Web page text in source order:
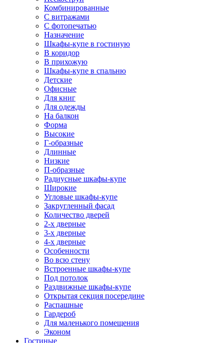
Комбинированные
С витражами
С фотопечатью
Назначение
Шкафы-купе в гостиную
В коридор
В прихожую
Шкафы-купе в спальню
Детские
Офисные
Для книг
Для одежды
На балкон
Форма
Высокие
Г-образные
Длинные
Низкие
П-образные
Радиусные шкафы-купе
Широкие
Угловые шкафы-купе
Закругленный фасад
Количество дверей
2-х дверные
3-х дверные
4-х дверные
Особенности
Во всю стену
Встроенные шкафы-купе
Под потолок
Раздвижные шкафы-купе
Открытая секция посередине
Распашные
Гардероб
Для маленького помещения
Эконом
Гостиные